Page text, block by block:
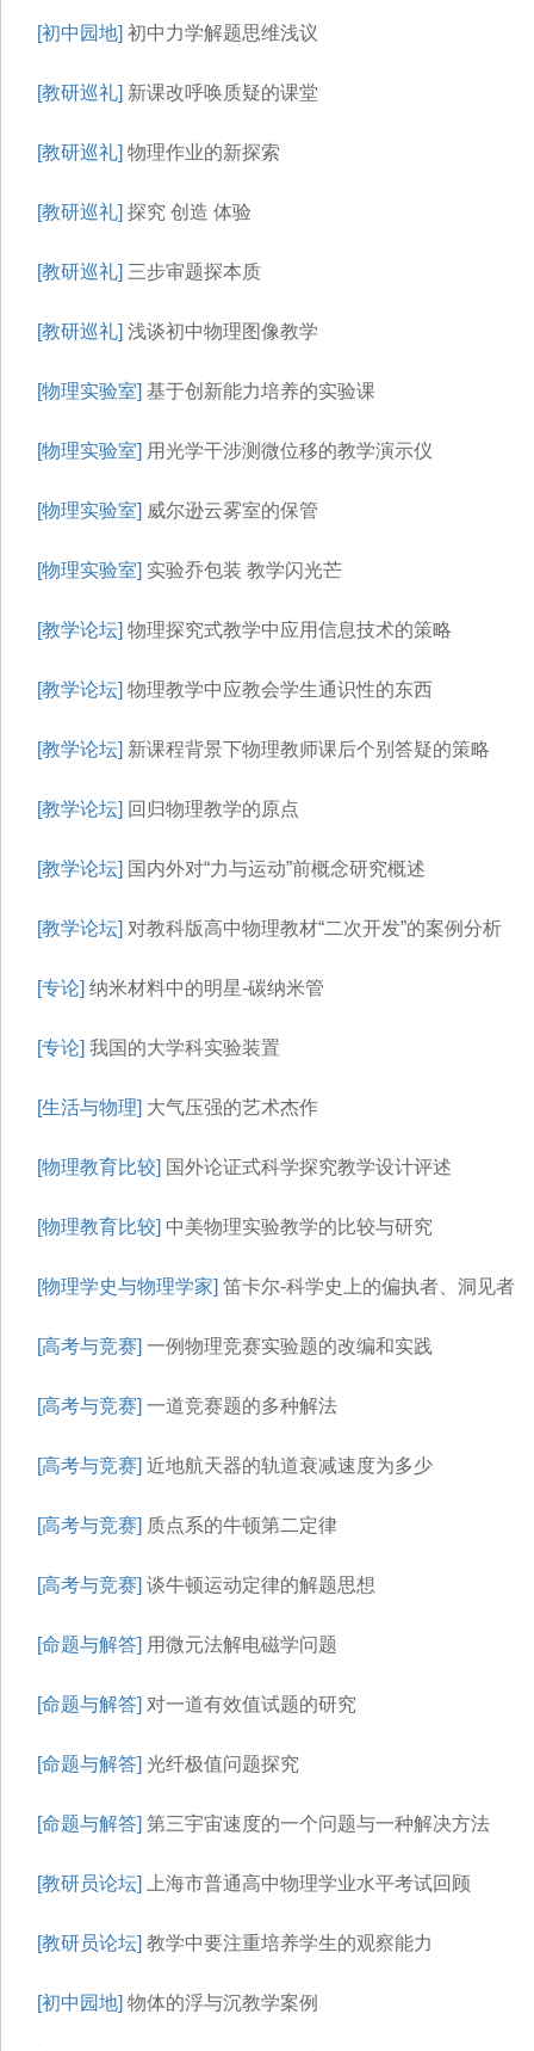
[初中园地] 初中力学解题思维浅议
[教研巡礼] 新课改呼唤质疑的课堂
[教研巡礼] 物理作业的新探索
[教研巡礼] 探究 创造 体验
[教研巡礼] 三步审题探本质
[教研巡礼] 浅谈初中物理图像教学
[物理实验室] 基于创新能力培养的实验课
[物理实验室] 用光学干涉测微位移的教学演示仪
[物理实验室] 威尔逊云雾室的保管
[物理实验室] 实验乔包装 教学闪光芒
[教学论坛] 物理探究式教学中应用信息技术的策略
[教学论坛] 物理教学中应教会学生通识性的东西
[教学论坛] 新课程背景下物理教师课后个别答疑的策略
[教学论坛] 回归物理教学的原点
[教学论坛] 国内外对“力与运动”前概念研究概述
[教学论坛] 对教科版高中物理教材“二次开发”的案例分析
[专论] 纳米材料中的明星-碳纳米管
[专论] 我国的大学科实验装置
[生活与物理] 大气压强的艺术杰作
[物理教育比较] 国外论证式科学探究教学设计评述
[物理教育比较] 中美物理实验教学的比较与研究
[物理学史与物理学家] 笛卡尔-科学史上的偏执者、洞见者
[高考与竞赛] 一例物理竞赛实验题的改编和实践
[高考与竞赛] 一道竞赛题的多种解法
[高考与竞赛] 近地航天器的轨道衰减速度为多少
[高考与竞赛] 质点系的牛顿第二定律
[高考与竞赛] 谈牛顿运动定律的解题思想
[命题与解答] 用微元法解电磁学问题
[命题与解答] 对一道有效值试题的研究
[命题与解答] 光纤极值问题探究
[命题与解答] 第三宇宙速度的一个问题与一种解决方法
[教研员论坛] 上海市普通高中物理学业水平考试回顾
[教研员论坛] 教学中要注重培养学生的观察能力
[初中园地] 物体的浮与沉教学案例